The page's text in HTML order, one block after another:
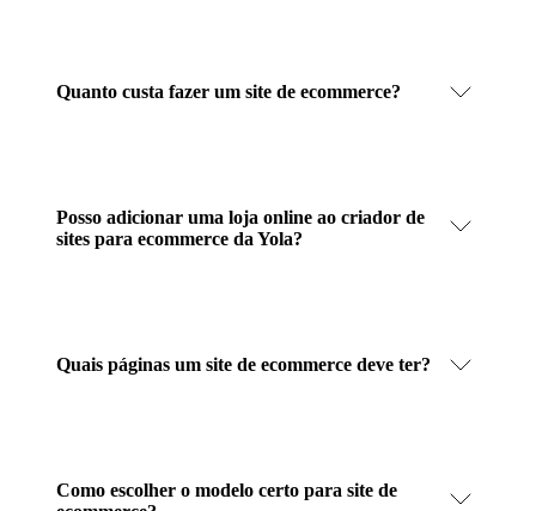
Quanto custa fazer um site de ecommerce?
Posso adicionar uma loja online ao criador de
sites para ecommerce da Yola?
Quais páginas um site de ecommerce deve ter?
Como escolher o modelo certo para site de